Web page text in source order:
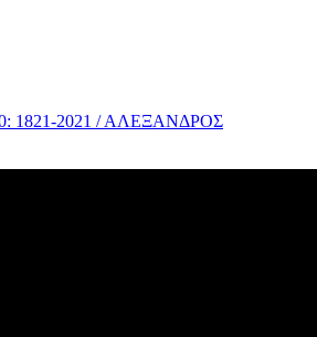
1821-2021 / ΑΛΕΞΑΝΔΡΟΣ